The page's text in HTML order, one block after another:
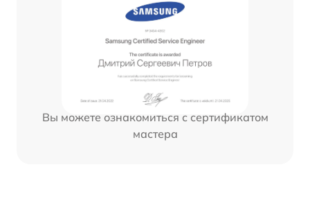
Вы можете ознакомиться с сертификатом
мастера